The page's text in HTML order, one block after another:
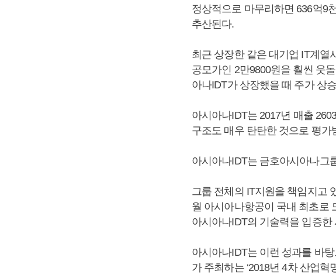
정상적으로 마무리하면 636억9
추산된다.
최근 상장한 같은 대기업 IT계열
공모가인 2만9800원을 훨씬 웃
아나IDT가 상장했을 때 주가 상
아시아나IDT는 2017년 매출
구조도 매우 탄탄한 것으로 평가
아시아나IDT는 금호아시아나그
그룹 전체의 IT지원을 책임지고
월 아시아나항공이 국내 최초로
아시아나IDT의 기술력을 입증한
아시아나IDT는 이런 성과를 바
가 주최하는 ‘2018년 4차 산업